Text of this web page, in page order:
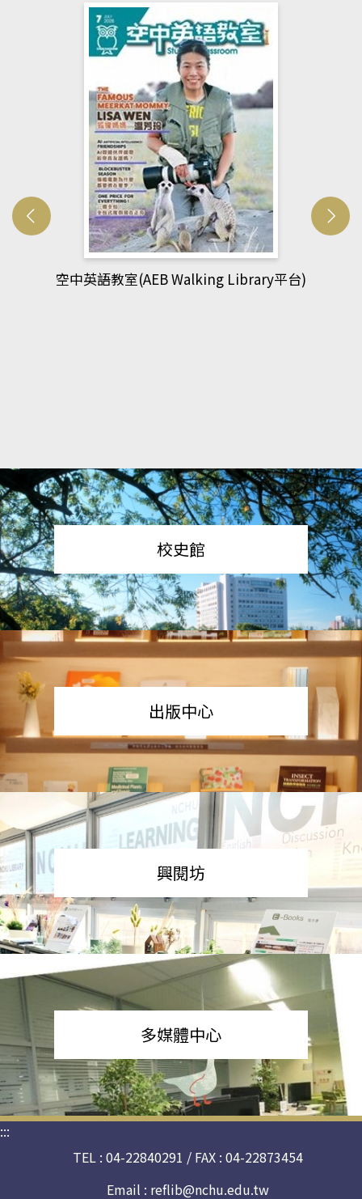
網管人(kono平台)
校史館
出版中心
興閱坊
多媒體中心
:::
TEL : 04-22840291 / FAX : 04-22873454
Email : reflib@nchu.edu.tw